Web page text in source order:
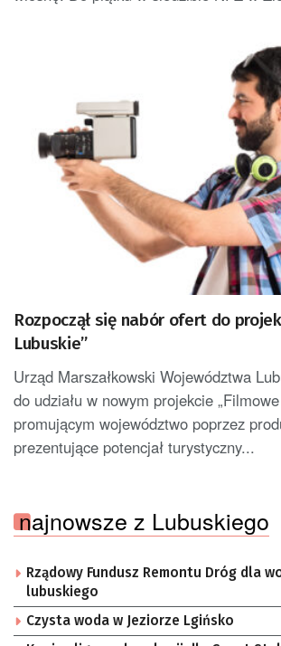
Rozpoczął się nabór ofert do
Lubuskie”
Urząd Marszałkowski Województwa
do udziału w nowym projekcie
promującym województwo poprzez
prezentujące potencjał turystyczny...
najnowsze z Lubuskiego
Rządowy Fundusz Remontu Dróg dla
lubuskiego
Czysta woda w Jeziorze Lgińsko